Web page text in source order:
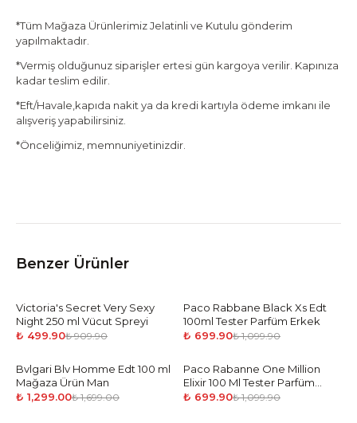
*Tüm Mağaza Ürünlerimiz Jelatinli ve Kutulu gönderim
yapılmaktadır.
*Vermiş olduğunuz siparişler ertesi gün kargoya verilir. Kapınıza
kadar teslim edilir.
*Eft/Havale,kapıda nakit ya da kredi kartıyla ödeme imkanı ile
alışveriş yapabilirsiniz.
*Önceliğimiz, memnuniyetinizdir.
Benzer Ürünler
-45%
Victoria's Secret Very Sexy
Night 250 ml Vücut Spreyi
₺ 499.90₺ 909.90
-36 %
Paco Rabbane Black Xs Edt
100ml Tester Parfüm Erkek
₺ 699.90₺ 1,099.90
-24%
Bvlgari Blv Homme Edt 100 ml
Mağaza Ürün Man
₺ 1,299.00₺ 1,699.00
-36 %
Paco Rabanne One Million
Elixir 100 Ml Tester Parfüm
Tester
₺ 699.90₺ 1,099.90